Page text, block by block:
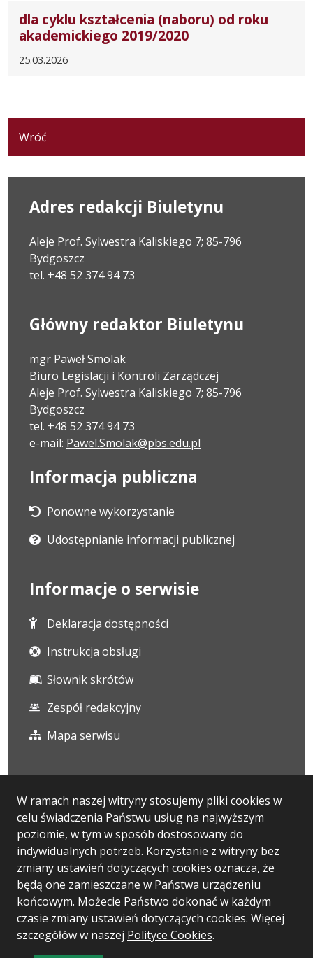
W ramach naszej witryny stosujemy pliki cookies w
celu świadczenia Państwu usług na najwyższym
poziomie, w tym w sposób dostosowany do
indywidualnych potrzeb. Korzystanie z witryny bez
zmiany ustawień dotyczących cookies oznacza, że
będą one zamieszczane w Państwa urządzeniu
końcowym. Możecie Państwo dokonać w każdym
czasie zmiany ustawień dotyczących cookies. Więcej
szczegółów w naszej Polityce Cookies.
dla cyklu kształcenia (naboru) od roku
akademickiego 2019/2020
25.03.2026
Wróć
Adres redakcji Biuletynu
Aleje Prof. Sylwestra Kaliskiego 7; 85-796
Bydgoszcz
tel. +48 52 374 94 73
Główny redaktor Biuletynu
mgr Paweł Smolak
Biuro Legislacji i Kontroli Zarządczej
Aleje Prof. Sylwestra Kaliskiego 7; 85-796
Bydgoszcz
tel. +48 52 374 94 73
e-mail: Pawel.Smolak@pbs.edu.pl
Informacja publiczna
Ponowne wykorzystanie
Udostępnianie informacji publicznej
Informacje o serwisie
Deklaracja dostępności
Instrukcja obsługi
Słownik skrótów
Zespół redakcyjny
Mapa serwisu
Statystyki oglądalności
Ostatnio dodane
Polityka prywatności
Wersja systemu: 5.7.0
Ostatnia aktualizacja BIP: 06.08.2026 13:13